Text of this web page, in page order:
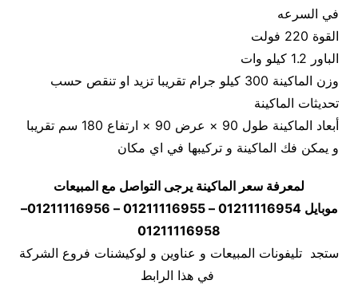
في السرعه
القوة 220 فولت
الباور 1.2 كيلو وات
وزن الماكينة 300 كيلو جرام تقريبا تزيد او تنقص حسب
تحديثات الماكينة
أبعاد الماكينة طول 90 × عرض 90 × ارتفاع 180 سم تقريبا
و يمكن فك الماكينة و تركيبها في اي مكان
لمعرفة سعر الماكينة يرجى التواصل مع المبيعات
موبايل 01211116954 – 01211116955 – 01211116956–
01211116958
ستجد تليفونات المبيعات و عناوين و لوكيشنات فروع الشركة
في هذا الرابط